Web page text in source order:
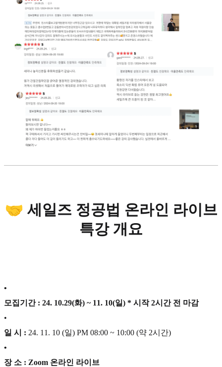
🤝 세일즈 정공법 온라인 라이브
특강 개요
•
모집기간 : 24. 10.29(화) ~ 11. 10(일) * 시작 2시간 전 마감
•
일 시 : 24. 11. 10 (일) PM 08:00 ~ 10:00 (약 2시간)
•
장 소 : Zoom 온라인 라이브